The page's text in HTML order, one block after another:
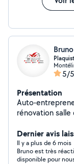
5/5
Présentation
Auto-
rénovation
Dernier avis
Il y a plus de 6 mois
Bruno est très réactif et à l
disponible pour